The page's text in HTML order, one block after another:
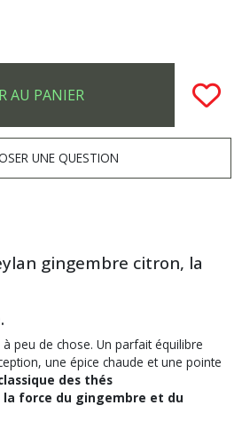
AU PANIER
UNE QUESTION
gingembre citron, la
peu de chose. Un parfait équilibre
une épice chaude et une pointe
des thés
la force du gingembre et du